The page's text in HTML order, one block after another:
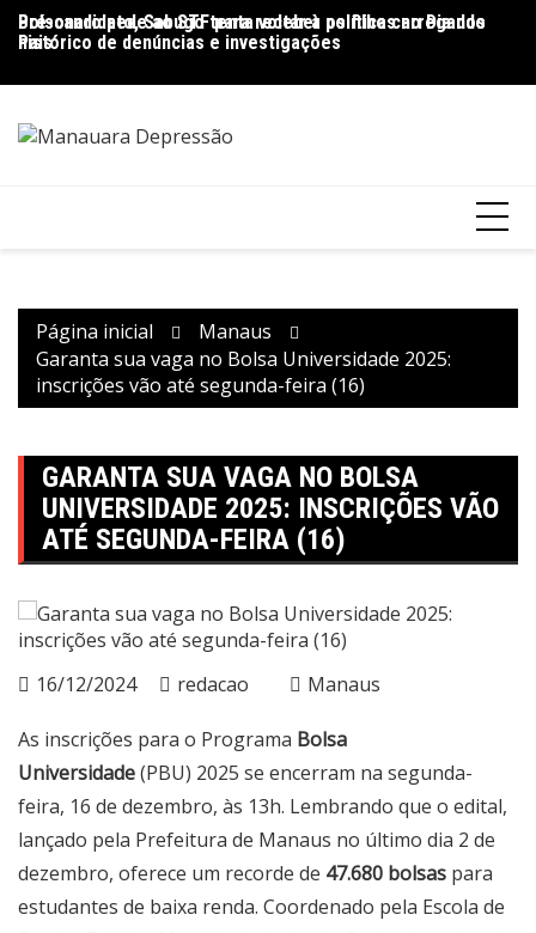
para
conteúdo
Pré-candidato, Sabugo tenta voltar à política carregando
histórico de denúncias e investigações
Bolsonaro pede ao STF para receber os filhos no Dia dos
Pais
Página inicial
Manaus
Garanta sua vaga no Bolsa Universidade 2025:
inscrições vão até segunda-feira (16)
GARANTA SUA VAGA NO BOLSA
UNIVERSIDADE 2025: INSCRIÇÕES VÃO
ATÉ SEGUNDA-FEIRA (16)
16/12/2024 redacao Manaus
As inscrições para o Programa Bolsa
Universidade(PBU) 2025 se encerram na segunda-
feira, 16 de dezembro, às 13h. Lembrando que o edital,
lançado pela Prefeitura de Manaus no último dia 2 de
dezembro, oferece um recorde de 47.680 bolsas para
estudantes de baixa renda. Coordenado pela Escola de